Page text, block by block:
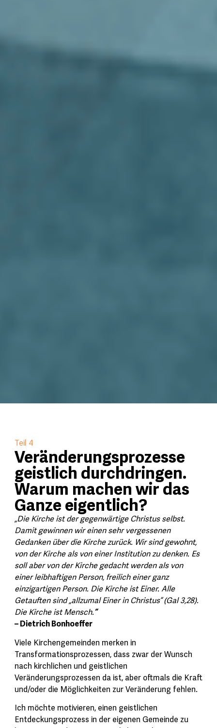
Teil 4
Veränderungsprozesse
geistlich durchdringen.
Warum machen wir das
Ganze eigentlich?
„Die Kirche ist der gegenwärtige Christus selbst.
Damit gewinnen wir einen sehr vergessenen
Gedanken über die Kirche zurück. Wir sind gewohnt,
von der Kirche als von einer Institution zu denken. Es
soll aber von der Kirche gedacht werden als von
einer leibhaftigen Person, freilich einer ganz
einzigartigen Person. Die Kirche ist Einer. Alle
Getauften sind „allzumal Einer in Christus“ (Gal 3,28).
Die Kirche ist Mensch.”
– Dietrich Bonhoeffer
Viele Kirchengemeinden merken in
Transformationsprozessen, dass zwar der Wunsch
nach kirchlichen und geistlichen
Veränderungsprozessen da ist, aber oftmals die Kraft
und/oder die Möglichkeiten zur Veränderung fehlen.
Ich möchte motivieren, einen geistlichen
Entdeckungsprozess in der eigenen Gemeinde zu